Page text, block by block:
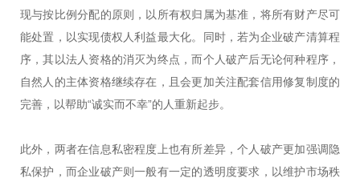
现与按比例分配的原则，以所有权归属为基准，将所有财产尽可
能处置，以实现债权人利益最大化。同时，若为企业破产清算程
序，其以法人资格的消灭为终点，而个人破产后无论何种程序，
自然人的主体资格继续存在，且会更加关注配套信用修复制度的
完善，以帮助“诚实而不幸”的人重新起步。
此外，两者在信息私密程度上也有所差异，个人破产更加强调隐
私保护，而企业破产则一般有一定的透明度要求，以维护市场秩